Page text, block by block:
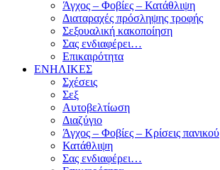
Άγχος – Φοβίες – Κατάθλιψη
Διαταραχές πρόσληψης τροφής
Σεξουαλική κακοποίηση
Σας ενδιαφέρει…
Επικαιρότητα
ΕΝΗΛΙΚΕΣ
Σχέσεις
Σεξ
Αυτοβελτίωση
Διαζύγιο
Άγχος – Φοβίες – Κρίσεις πανικού
Κατάθλιψη
Σας ενδιαφέρει…